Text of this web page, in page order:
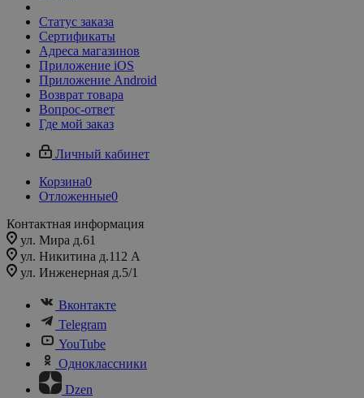
Статус заказа
Сертификаты
Адреса магазинов
Приложение iOS
Приложение Android
Возврат товара
Вопрос-ответ
Где мой заказ
Личный кабинет
Корзина0
Отложенные0
Контактная информация
ул. Мира д.61
ул. Никитина д.112 А
ул. Инженерная д.5/1
Вконтакте
Telegram
YouTube
Одноклассники
Dzen